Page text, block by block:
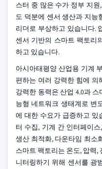
스터 중 많은 수가 정부 지
도 덕분에 센서 생산과 지능
리더로 부상하고 있습니다.
센서 기반의 스마트 팩토리
하고 있습니다.
아시아태평양 산업용 기계
편하는 여러 강력한 힘에 의
강력한 동력은 산업 4.0과
능형 네트워크 생태계로 변
에 대한 수요가 급증하고 있
터 수집, 기계 간 인터페이
생산 최적화, 다운타임 최소
스마트 팩토리는 온도, 압력,
니터링하기 위해 센서를 광